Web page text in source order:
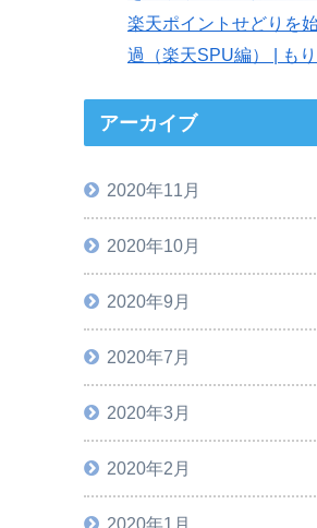
楽天ポイントせどりを
過（楽天SPU編） | も
アーカイブ
2020年11月
2020年10月
2020年9月
2020年7月
2020年3月
2020年2月
2020年1月